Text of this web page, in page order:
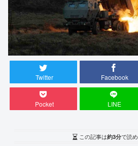
Twitter Facebook
Pocket LINE
この記事は約3分で読め